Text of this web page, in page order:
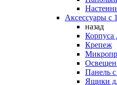
Аксессуары с
назад
Корпуса
Крепеж
Панель
Ящики